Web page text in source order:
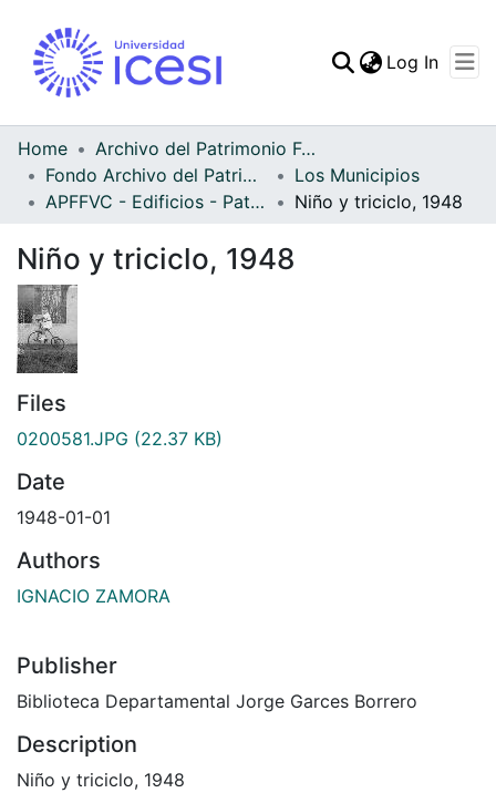
Statistics
Log In
Home
Archivo del Patrimonio Fotográfico y Fílmico del Valle del Cauca
Fondo Archivo del Patrimonio Fotográfico y Fílmico del Valle del Cauca
Los Municipios
APFFVC - Edificios - Patrimonial
Niño y triciclo, 1948
Niño y triciclo, 1948
Files
0200581.JPG (22.37 KB)
Date
1948-01-01
Authors
IGNACIO ZAMORA
Publisher
Biblioteca Departamental Jorge Garces Borrero
Description
Niño y triciclo, 1948